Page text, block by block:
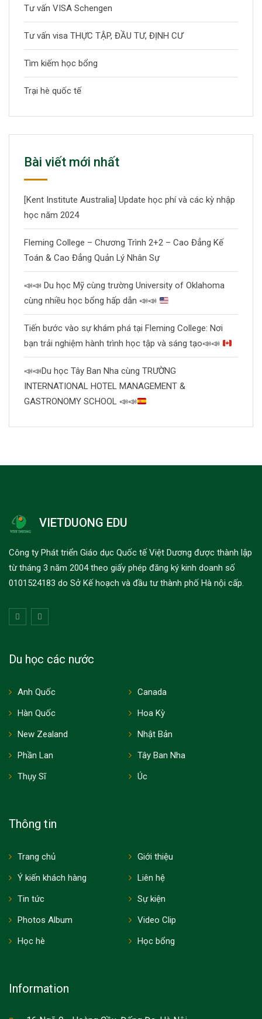
Tư vấn VISA Schengen
Tư vấn visa THỰC TẬP, ĐẦU TƯ, ĐỊNH CƯ
Tìm kiếm học bổng
Trại hè quốc tế
Bài viết mới nhất
[Kent Institute Australia] Update học phí và các kỳ nhập
học năm 2024
Fleming College – Chương Trình 2+2 – Cao Đẳng Kế
Toán & Cao Đẳng Quản Lý Nhân Sự
📣📣 Du học Mỹ cùng trường University of Oklahoma
cùng nhiều học bổng hấp dẫn 📣📣
Tiến bước vào sự khám phá tại Fleming College: Nơi
bạn trải nghiệm hành trình học tập và sáng tạo📣📣
📣📣Du học Tây Ban Nha cùng TRƯỜNG
INTERNATIONAL HOTEL MANAGEMENT &
GASTRONOMY SCHOOL 📣📣
VIETDUONG EDU
Công ty Phát triển Giáo dục Quốc tế Việt Dương được thành lập
từ tháng 3 năm 2004 theo giấy phép đăng ký kinh doanh số
0101524183 do Sở Kế hoạch và đầu tư thành phố Hà nội cấp.
Du học các nước
Anh Quốc
Canada
Hàn Quốc
Hoa Kỳ
New Zealand
Nhật Bản
Phần Lan
Tây Ban Nha
Thụy Sĩ
Úc
Thông tin
Trang chủ
Giới thiệu
Ý kiến khách hàng
Liên hệ
Tin tức
Sự kiện
Photos Album
Video Clip
Học hè
Học bổng
Information